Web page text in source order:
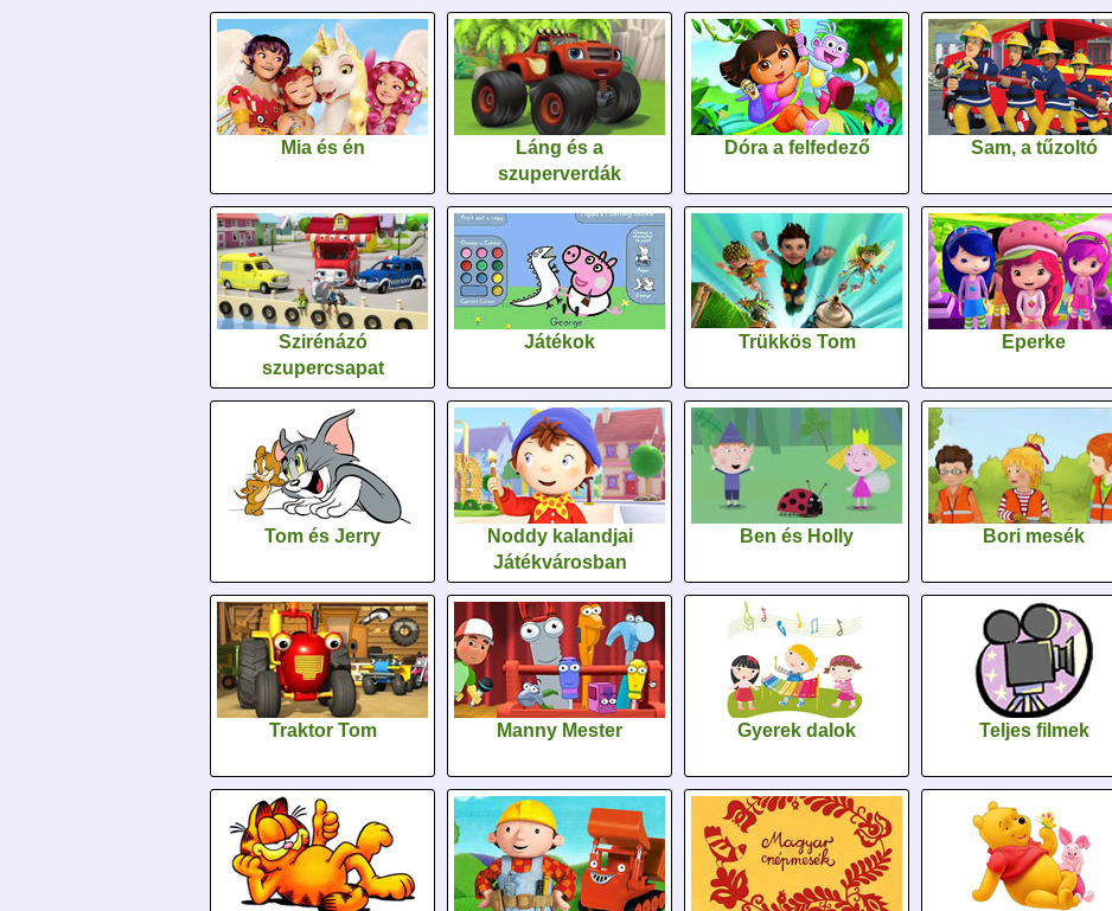
Mia és én
Láng és a
szuperverdák
Dóra a felfedező Sam, a tűzoltó
Szirénázó
szupercsapat
Játékok Trükkös Tom Eperke
Tom és Jerry
Noddy kalandjai
Játékvárosban
Ben és Holly Bori mesék
Traktor Tom Manny Mester Gyerek dalok Teljes filmek